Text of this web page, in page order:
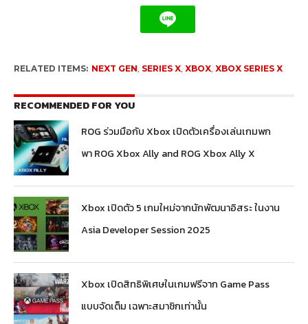
RELATED ITEMS: NEXT GEN SERIES X, XBOX, XBOX SERIES X
RECOMMENDED FOR YOU
ROG ร่วมมือกับ Xbox เปิดตัวเครื่องเล่นเกมพก
พา ROG Xbox Ally and ROG Xbox Ally X
Xbox เปิดตัว 5 เกมใหม่จากนักพัฒนาอิสระ ในงาน
Asia Developer Session 2025
Xbox เปิดสิทธิพิเศษในเกมฟรีจาก Game Pass
แบบจัดเต็ม เฉพาะสมาชิกเท่านั้น